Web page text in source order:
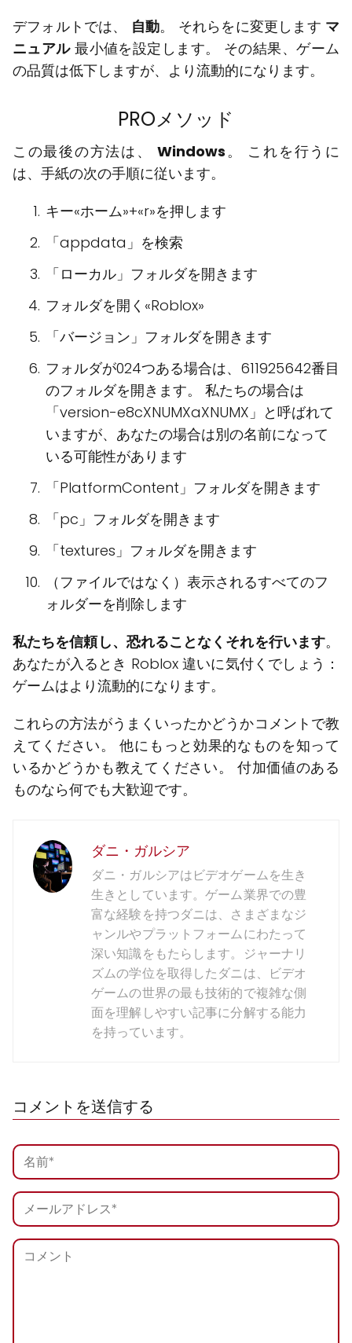
デフォルトでは、 自動。 それらをに変更します マ
ニュアル最小値を設定します。 その結果、ゲーム
の品質は低下しますが、より流動的になります。
PROメソッド
この最後の方法は、Windows。 これを行うに
は、手紙の次の手順に従います。
キー«ホーム»+«r»を押します
「appdata」を検索
「ローカル」フォルダを開きます
フォルダを開く«Roblox»
「バージョン」フォルダを開きます
フォルダが024つある場合は、611925642番目
のフォルダを開きます。 私たちの場合は
「version-e8cXNUMXaXNUMX」と呼ばれて
いますが、あなたの場合は別の名前になって
いる可能性があります
「PlatformContent」フォルダを開きます
「pc」フォルダを開きます
「textures」フォルダを開きます
（ファイルではなく）表示されるすべてのフ
ォルダーを削除します
私たちを信頼し、恐れることなくそれを行います。
あなたが入るとき Roblox 違いに気付くでしょう：
ゲームはより流動的になります。
これらの方法がうまくいったかどうかコメントで教
えてください。 他にもっと効果的なものを知って
いるかどうかも教えてください。 付加価値のある
ものなら何でも大歓迎です。
ダニ・ガルシア
ダニ・ガルシアはビデオゲームを生き
生きとしています。ゲーム業界での豊
富な経験を持つダニは、さまざまなジ
ャンルやプラットフォームにわたって
深い知識をもたらします。ジャーナリ
ズムの学位を取得したダニは、ビデオ
ゲームの世界の最も技術的で複雑な側
面を理解しやすい記事に分解する能力
を持っています。
コメントを送信する